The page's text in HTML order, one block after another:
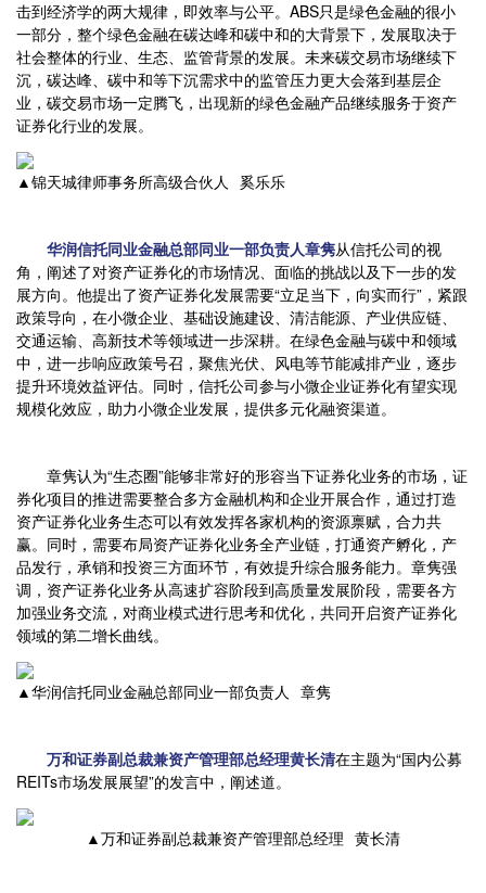
击到经济学的两大规律，即效率与公平。ABS只是绿色金融的很小
一部分，整个绿色金融在碳达峰和碳中和的大背景下，发展取决于
社会整体的行业、生态、监管背景的发展。未来碳交易市场继续下
沉，碳达峰、碳中和等下沉需求中的监管压力更大会落到基层企
业，碳交易市场一定腾飞，出现新的绿色金融产品继续服务于资产
证券化行业的发展。
▲锦天城律师事务所高级合伙人 奚乐乐
华润信托同业金融总部同业一部负责人章隽从信托公司的视
角，阐述了对资产证券化的市场情况、面临的挑战以及下一步的发
展方向。他提出了资产证券化发展需要“立足当下，向实而行”，紧跟
政策导向，在小微企业、基础设施建设、清洁能源、产业供应链、
交通运输、高新技术等领域进一步深耕。在绿色金融与碳中和领域
中，进一步响应政策号召，聚焦光伏、风电等节能减排产业，逐步
提升环境效益评估。同时，信托公司参与小微企业证券化有望实现
规模化效应，助力小微企业发展，提供多元化融资渠道。
章隽认为“生态圈”能够非常好的形容当下证券化业务的市场，证
券化项目的推进需要整合多方金融机构和企业开展合作，通过打造
资产证券化业务生态可以有效发挥各家机构的资源禀赋，合力共
赢。同时，需要布局资产证券化业务全产业链，打通资产孵化，产
品发行，承销和投资三方面环节，有效提升综合服务能力。章隽强
调，资产证券化业务从高速扩容阶段到高质量发展阶段，需要各方
加强业务交流，对商业模式进行思考和优化，共同开启资产证券化
领域的第二增长曲线。
▲华润信托同业金融总部同业一部负责人 章隽
万和证券副总裁兼资产管理部总经理黄长清在主题为“国内公募
REITs市场发展展望”的发言中，阐述道。
▲万和证券副总裁兼资产管理部总经理 黄长清